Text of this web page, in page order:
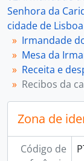
Senhora da
cidade de Lisboa
Irmandade
Mesa da
Receita e
Recibos da
Zona de
Código de